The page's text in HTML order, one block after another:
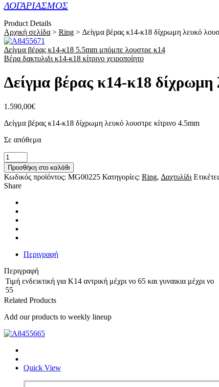
ΛΟΓΑΡΙΑΣΜΟΣ
Product Details
Αρχική σελίδα > Ring > Δείγμα βέρας κ14-κ18 δίχρωμη λευκό
Δείγμα βέρας κ14-κ18 5.5mm μπόμπε λουστρε κ14
Βέρα δακτυλιδι κ14-κ18 κίτρινο χειροποίητο
Δείγμα βέρας κ14-κ18 δίχρωμη
1.590,00€
Δείγμα βέρας κ14-κ18 δίχρωμη λευκό λουστρε κίτρινο 4.5mm
Σε απόθεμα
Δείγμα
βέρας
κ14-
κ18
δίχρωμη
λευκό
λουστρε
κίτρινο
4.5mm
ποσότητα
Προσθήκη στο καλάθι
Κωδικός προϊόντος: MG00225 Κατηγορίες: Ring, Δαχτυλίδι
Share
Περιγραφή
Περιγραφή
Τιμή ενδεικτική για Κ14 αντρική μέχρι νο 65 και γυναικια μέχρι νο
55
Related Products
Add our products to weekly lineup
Quick View